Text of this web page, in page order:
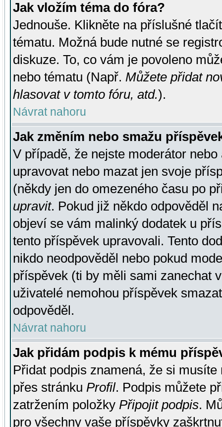
Jak vložím téma do fóra?
Jednouše. Klikněte na příslušné
tématu. Možná bude nutné se
diskuze. To, co vám je povoleno
nebo tématu (Např. Můžete přidat
hlasovat v tomto fóru, atd.).
Návrat nahoru
Jak změním nebo smažu
V případě, že nejste moderátor
upravovat nebo mazat jen svoje
(někdy jen do omezeného času po
upravit. Pokud již někdo odpověděl
objeví se vám malinký dodatek u
tento příspěvek upravovali. Tento
nikdo neodpověděl nebo pokud
příspěvek (ti by měli sami zanechat
uživatelé nemohou příspěvek
odpověděl.
Návrat nahoru
Jak přidám podpis k mému
Přidat podpis znamená, že si
přes stránku Profil. Podpis můžete
zatržením položky Připojit podpis.
pro všechny vaše příspěvky